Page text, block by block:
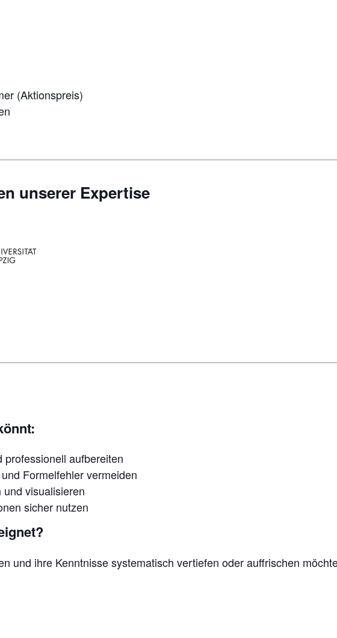
(Aktionspreis)
unserer Expertise
professionell aufbereiten
Formelfehler vermeiden
visualisieren
sicher nutzen
und ihre Kenntnisse systematisch vertiefen oder auffrischen